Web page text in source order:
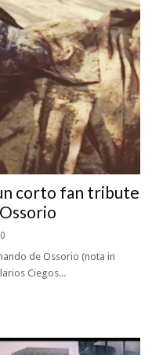
corto fan tribute
0
de Ossorio (nota in
Ciegos...